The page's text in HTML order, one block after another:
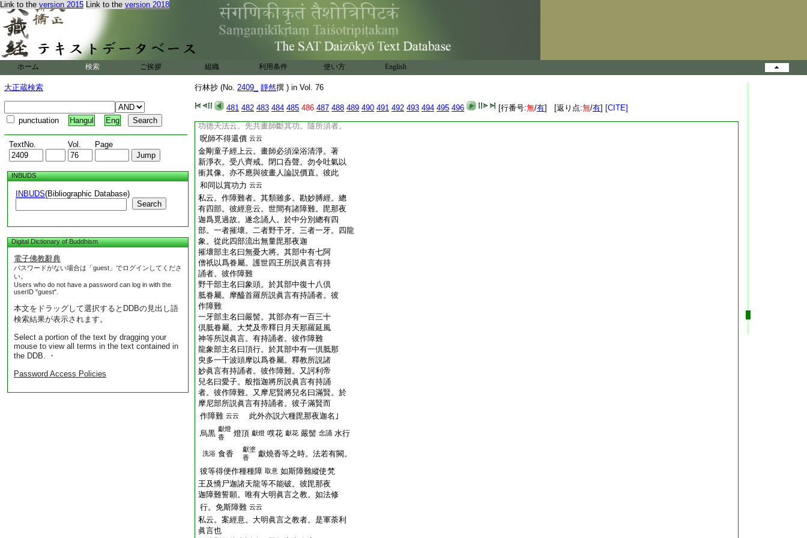
Link to the version 2015 Link to the version 2018
ホーム 検索 ご挨拶 組織 利用条件 使い方 English
大正蔵検索
punctuation Hangul Eng
TextNo. Vol. Page
INBUDS
INBUDS(Bibliographic Database)
Search
Digital Dictionary of Buddhism
電子佛教辭典
パスワードがない場合は「guest」でログインしてくださ
い。
Users who do not have a password can log in with the
userID "guest".
本文をドラッグして選択するとDDBの見出し語
検索結果が表示されます。
Select a portion of the text by dragging your
mouse to view all terms in the text contained in
the DDB. ・
Password Access Policies
行林抄 (No. 2409_ 靜然撰 ) in Vol. 76
481 482 483 484 485 486 487 488 489 490 491 492 493 494 495 496 [行番号:無/有] [返り点:無/有] [CITE]
汝爲我妻。汝若有夫耶。女答云。我夫軍荼
利明王也。天聞此言。雖愛念不息。怖畏
退去。女又云。我縱雖有夫。汝隨我言。我即
爲汝妻。天言。可隨言。女言。汝奪人精氣損
害人民。汝止此事即爲汝妻。天即承諾畢。
即相懷抱。歡喜天即其形
此事谷大原等師匠傳語也。靜眞供奉語
云。未見本文。是傳語也 云云
私云。含光決云。雙身事有往昔因縁。如餘
云云
功徳天法云。先共畫師斷其功。隨所須者。
呪師不得還價 云云
金剛童子經上云。畫師必須澡浴清淨。著
新淨衣。受八齊戒。閉口呑聲。勿令吐氣以
衝其像。亦不應與彼畫人論説價直。彼此
和同以賞功力 云云
私云。作障難者。其類雖多。勘妙膊經。總
有四部。彼經意云。世間有諸障難。毘那夜
迦爲覓過故。遂念誦人。於中分別總有四
部。一者摧壞。二者野干牙。三者一牙。四龍
象。從此四部流出無量毘那夜迦
摧壞部主名曰無憂大將。其部中有七阿
僧祇以爲眷屬。護世四王所説眞言有持
誦者。彼作障難
野干部主名曰象頭。於其部中復十八倶
胝眷屬。摩醯首羅所説眞言有持誦者。彼
作障難
一牙部主名曰嚴髻。其部亦有一百三十
倶胝眷屬。大梵及帝釋日月天那羅延風
神等所説眞言。有持誦者。彼作障難
龍象部主名曰頂行。於其部中有一倶胝那
臾多一千波頭摩以爲眷屬。釋教所説諸
妙眞言有持誦者。彼作障難。又訶利帝
兒名曰愛子。般指迦將所説眞言有持誦
者。彼作障難。又摩尼賢將兒名曰滿賢。於
摩尼部所説眞言有持誦者。彼子滿賢而
作障難 云云
此外亦説六種毘那夜迦名｣
烏黒 獻燈
香
燈頂 獻燈 㗛花 獻花 嚴髻 念誦 水行
洗浴 食香
獻塗
香
獻燒香等之時。法若有闕。
彼等得便作種種障 取意 如斯障難縱使梵
王及憍尸迦諸天龍等不能破。彼毘那夜
迦障難誓願。唯有大明眞言之教。如法修
行。免斯障難 云云
私云。案經意。大明眞言之教者。是軍荼利
眞言也